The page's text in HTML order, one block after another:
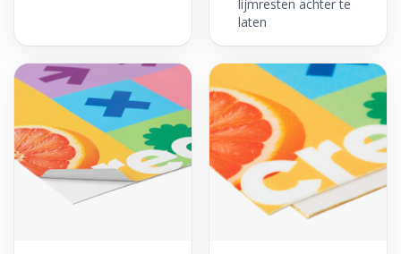
lijmresten achter te
laten